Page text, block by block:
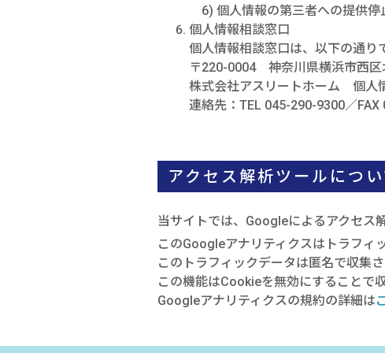
6) 個人情報の第三者への提供停
個人情報相談窓口
個人情報相談窓口は、以下の通り
〒220-0004 神奈川県横浜市西区
株式会社アスリートホーム 個人
連絡先：TEL 045-290-9300／
アクセス解析ツールにつ
当サイトでは、Googleによるアクセス
このGoogleアナリティクスはトラフィ
このトラフィックデータは匿名で収集
この機能はCookieを無効にすることで
Googleアナリティクスの規約の詳細は